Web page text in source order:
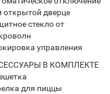
открытой дверце
стекло от
управления
В КОМПЛЕКТЕ
для пиццы